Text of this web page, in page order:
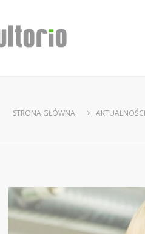
STRONA GŁÓWNA AKTUALNOŚCI